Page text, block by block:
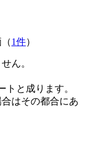
1件）
ん。
トと成ります。
はその都合にあ